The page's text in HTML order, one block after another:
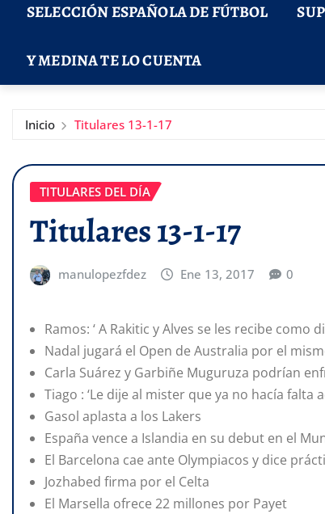
SELECCIÓN ESPAÑOLA DE FÚTBOL
Y MEDINA TE LO CUENTA
Inicio Titulares 13-1-17
TITULARES DEL DÍA
Titulares 13-1-17
manulopezfdez Ene 13, 2017 0
Ramos: ‘ A Rakitic y Alves se les recibe como
Nadal jugará el Open de Australia por el
Carla Suárez y Garbiñe Muguruza podrían
Tiago : ‘Le dije al mister que ya no hacía falta
Gasol aplasta a los Lakers
España vence a Islandia en su debut en el
El Barcelona cae ante Olympiacos y dice
Jozhabed firma por el Celta
El Marsella ofrece 22 millones por Payet